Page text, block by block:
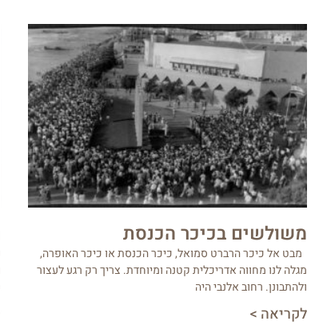
משולשים בכיכר הכנסת
מבט אל כיכר הרברט סמואל, כיכר הכנסת או כיכר האופרה,
מגלה לנו מחווה אדריכלית קטנה ומיוחדת. צריך רק רגע לעצור
ולהתבונן. רחוב אלנבי היה
לקריאה >